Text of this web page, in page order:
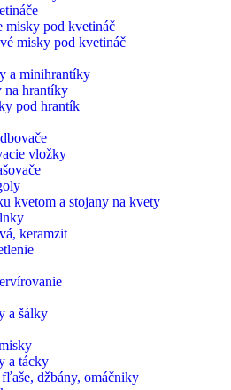
misky pod kvetináč
misky pod kvetináč
a minihrantíky
na hrantíky
pod hrantík
vložky
kvetom a stojany na kvety
keramzit
a šálky
a tácky
džbány, omáčniky